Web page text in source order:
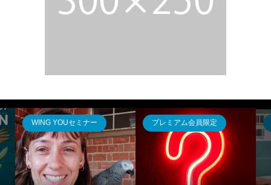
WING YOUセミナー プレミアム会員限定